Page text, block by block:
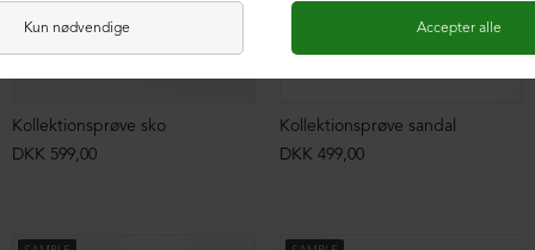
Kollektionsprøve sko
DKK 599,00
Kollektionsprøve sandal
DKK 499,00